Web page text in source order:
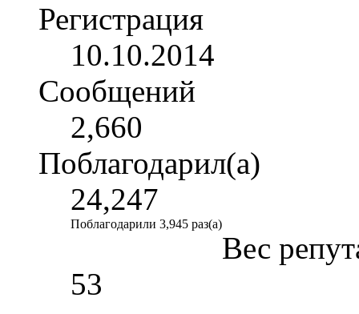
Регистрация
10.10.2014
Сообщений
2,660
Поблагодарил(а)
24,247
Поблагодарили 3,945 раз(а)
Вес
53